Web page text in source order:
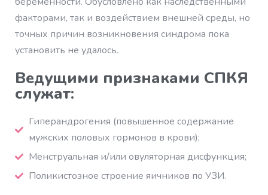
факторами, так и воздействием внешней среды, но
точных причин возникновения синдрома пока
установить не удалось.
Ведущими признаками СПКЯ
служат:
Гиперандрогения (повышенное содержание
мужских половых гормонов в крови);
Менструальная и/или овуляторная дисфункция;
Поликистозное строение яичников по УЗИ.